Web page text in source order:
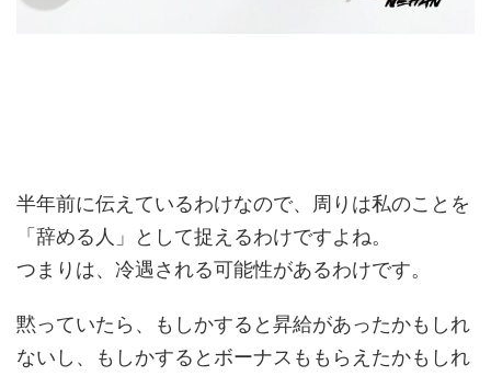
半年前に伝えているわけなので、周りは私のことを
「辞める人」として捉えるわけですよね。
つまりは、冷遇される可能性があるわけです。
黙っていたら、もしかすると昇給があったかもしれ
ないし、もしかするとボーナスももらえたかもしれ